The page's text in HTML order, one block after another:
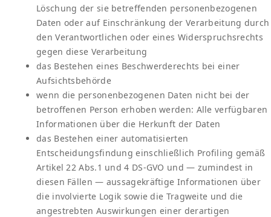
Löschung der sie betreffenden personenbezogenen
Daten oder auf Einschränkung der Verarbeitung durch
den Verantwortlichen oder eines Widerspruchsrechts
gegen diese Verarbeitung
das Bestehen eines Beschwerderechts bei einer
Aufsichtsbehörde
wenn die personenbezogenen Daten nicht bei der
betroffenen Person erhoben werden: Alle verfügbaren
Informationen über die Herkunft der Daten
das Bestehen einer automatisierten
Entscheidungsfindung einschließlich Profiling gemäß
Artikel 22 Abs.1 und 4 DS-GVO und — zumindest in
diesen Fällen — aussagekräftige Informationen über
die involvierte Logik sowie die Tragweite und die
angestrebten Auswirkungen einer derartigen